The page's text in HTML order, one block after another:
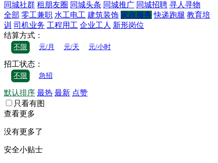
同城社群 租朋友圈 同城头条 同城推广 同城招聘 寻人寻物
全部 零工兼职 水工电工 建筑装饰 家政服务 快递跑腿 教育培
训 司机业务 工程用工 企业工人 新形岗位
结算方式：
不限 元/月 元/天 元/小时
招工状态：
不限 急招
默认排序 最热 最新 点赞
只看有图
查看更多
没有更多了
安全小贴士